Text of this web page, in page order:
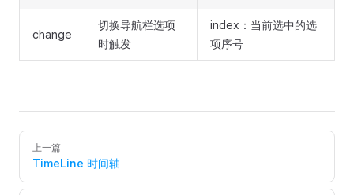
change
切换导航栏选项
时触发
index：当前选中的选
项序号
Pager
上一篇
TimeLine 时间轴